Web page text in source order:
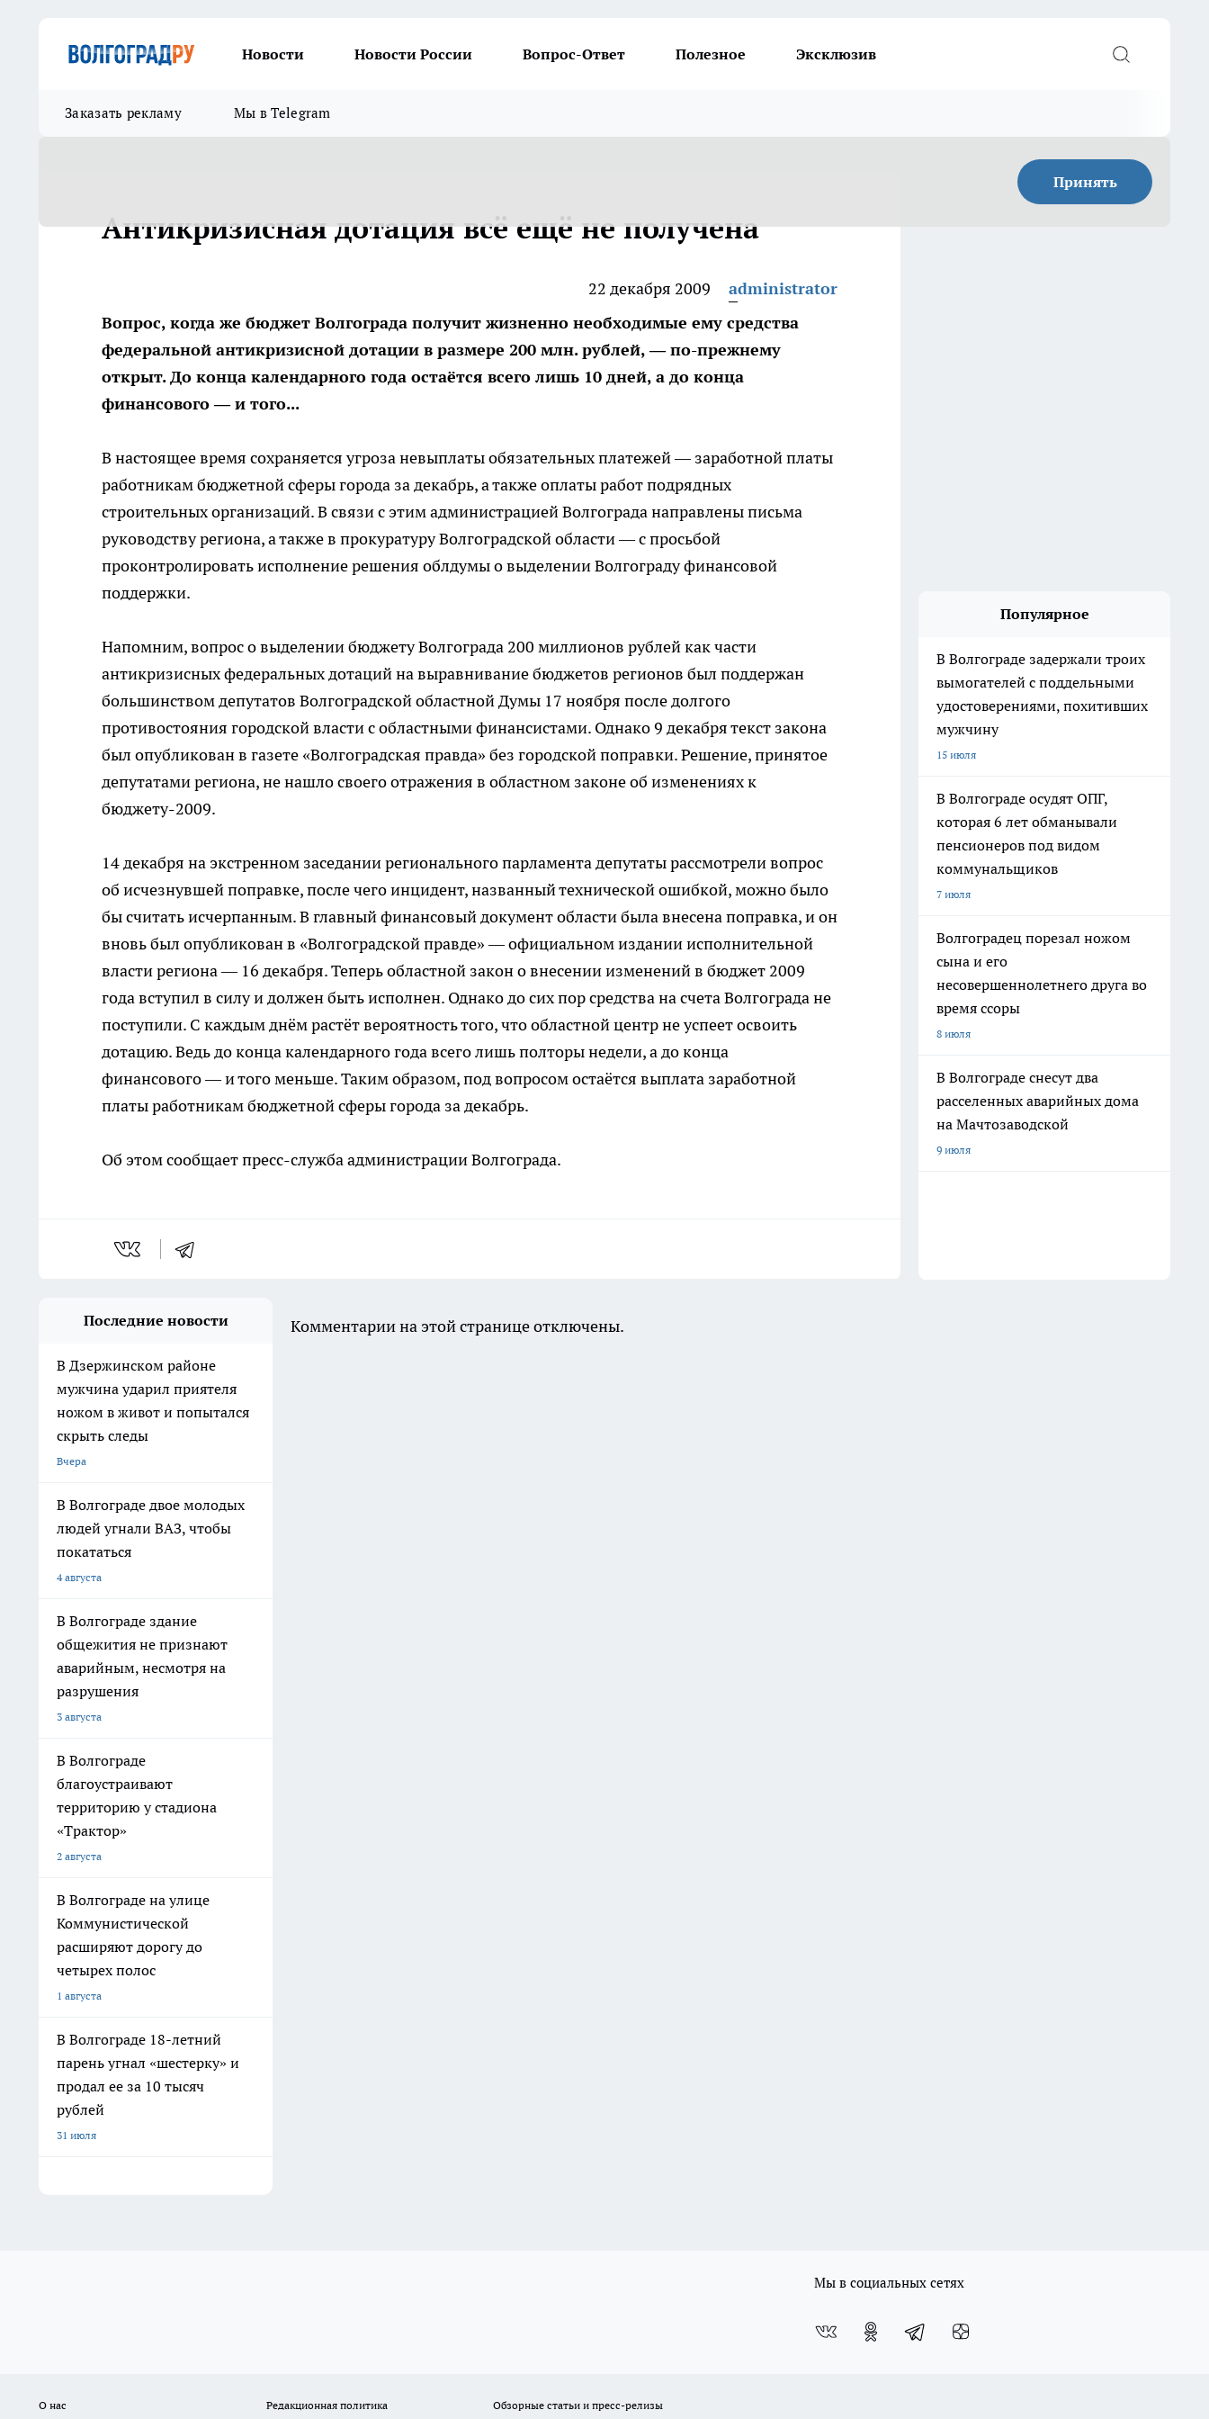
Новости Новости России Вопрос-Ответ Полезное Эксклюзив
Заказать рекламу Мы в Telegram
Принять
Антикризисная дотация всё ещё не получена
22 декабря 2009
administrator
Вопрос, когда же бюджет Волгограда получит жизненно необходимые ему средства
федеральной антикризисной дотации в размере 200 млн. рублей, — по-прежнему
открыт. До конца календарного года остаётся всего лишь 10 дней, а до конца
финансового — и того...
В настоящее время сохраняется угроза невыплаты обязательных платежей — заработной платы
работникам бюджетной сферы города за декабрь, а также оплаты работ подрядных
строительных организаций. В связи с этим администрацией Волгограда направлены письма
руководству региона, а также в прокуратуру Волгоградской области — с просьбой
проконтролировать исполнение решения облдумы о выделении Волгограду финансовой
поддержки.
Напомним, вопрос о выделении бюджету Волгограда 200 миллионов рублей как части
антикризисных федеральных дотаций на выравнивание бюджетов регионов был поддержан
большинством депутатов Волгоградской областной Думы 17 ноября после долгого
противостояния городской власти с областными финансистами. Однако 9 декабря текст закона
был опубликован в газете «Волгоградская правда» без городской поправки. Решение, принятое
депутатами региона, не нашло своего отражения в областном законе об изменениях к
бюджету-2009.
14 декабря на экстренном заседании регионального парламента депутаты рассмотрели вопрос
об исчезнувшей поправке, после чего инцидент, названный технической ошибкой, можно было
бы считать исчерпанным. В главный финансовый документ области была внесена поправка, и он
вновь был опубликован в «Волгоградской правде» — официальном издании исполнительной
власти региона — 16 декабря. Теперь областной закон о внесении изменений в бюджет 2009
года вступил в силу и должен быть исполнен. Однако до сих пор средства на счета Волгограда не
поступили. С каждым днём растёт вероятность того, что областной центр не успеет освоить
дотацию. Ведь до конца календарного года всего лишь полторы недели, а до конца
финансового — и того меньше. Таким образом, под вопросом остаётся выплата заработной
платы работникам бюджетной сферы города за декабрь.
Об этом сообщает пресс-служба администрации Волгограда.
Популярное
В Волгограде задержали троих
вымогателей с поддельными
удостоверениями, похитивших
мужчину
15 июля
В Волгограде осудят ОПГ,
которая 6 лет обманывали
пенсионеров под видом
коммунальщиков
7 июля
Волгоградец порезал ножом
сына и его
несовершеннолетнего друга во
время ссоры
8 июля
В Волгограде снесут два
расселенных аварийных дома
на Мачтозаводской
9 июля
Последние новости
В Дзержинском районе
мужчина ударил приятеля
ножом в живот и попытался
скрыть следы
Вчера
В Волгограде двое молодых
людей угнали ВАЗ, чтобы
покататься
4 августа
В Волгограде здание
общежития не признают
аварийным, несмотря на
разрушения
3 августа
В Волгограде
благоустраивают
территорию у стадиона
«Трактор»
2 августа
В Волгограде на улице
Коммунистической
расширяют дорогу до
четырех полос
1 августа
В Волгограде 18-летний
парень угнал «шестерку» и
продал ее за 10 тысяч
рублей
31 июля
Комментарии на этой странице отключены.
Мы в социальных сетях
О нас Редакционная политика Обзорные статьи и пресс-релизы